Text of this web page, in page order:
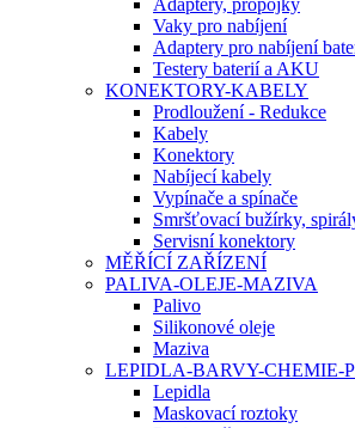
Adaptery, propojky
Vaky pro nabíjení
Adaptery pro nabíjení
Testery baterií a AKU
KONEKTORY-KABELY
Prodloužení - Redukce
Kabely
Konektory
Nabíjecí kabely
Vypínače a spínače
Smršťovací bužírky,
Servisní konektory
MĚŘÍCÍ ZAŘÍZENÍ
PALIVA-OLEJE-MAZIVA
Palivo
Silikonové oleje
Maziva
LEPIDLA-BARVY-CHEMIE-
Lepidla
Maskovací roztoky